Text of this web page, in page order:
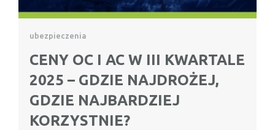
ubezpieczenia
CENY OC I AC W III KWARTALE
2025 – GDZIE NAJDROŻEJ,
GDZIE NAJBARDZIEJ
KORZYSTNIE?